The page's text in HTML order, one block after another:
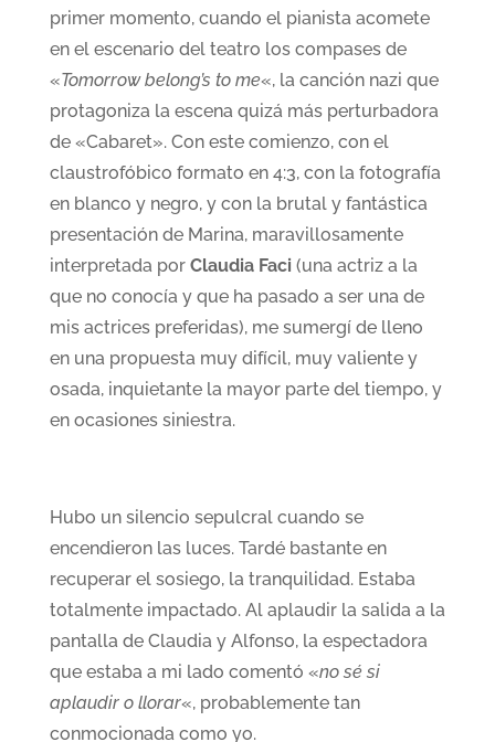
primer momento, cuando el pianista acomete
en el escenario del teatro los compases de
«Tomorrow belong’s to me«, la canción nazi que
protagoniza la escena quizá más perturbadora
de «Cabaret». Con este comienzo, con el
claustrofóbico formato en 4:3, con la fotografía
en blanco y negro, y con la brutal y fantástica
presentación de Marina, maravillosamente
interpretada por Claudia Faci (una actriz a la
que no conocía y que ha pasado a ser una de
mis actrices preferidas), me sumergí de lleno
en una propuesta muy difícil, muy valiente y
osada, inquietante la mayor parte del tiempo, y
en ocasiones siniestra.
Hubo un silencio sepulcral cuando se
encendieron las luces. Tardé bastante en
recuperar el sosiego, la tranquilidad. Estaba
totalmente impactado. Al aplaudir la salida a la
pantalla de Claudia y Alfonso, la espectadora
que estaba a mi lado comentó «no sé si
aplaudir o llorar«, probablemente tan
conmocionada como yo.